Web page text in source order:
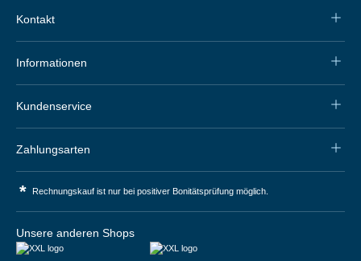
Kontakt
Informationen
Kundenservice
Zahlungsarten
* Rechnungskauf ist nur bei positiver Bonitätsprüfung möglich.
Unsere anderen Shops